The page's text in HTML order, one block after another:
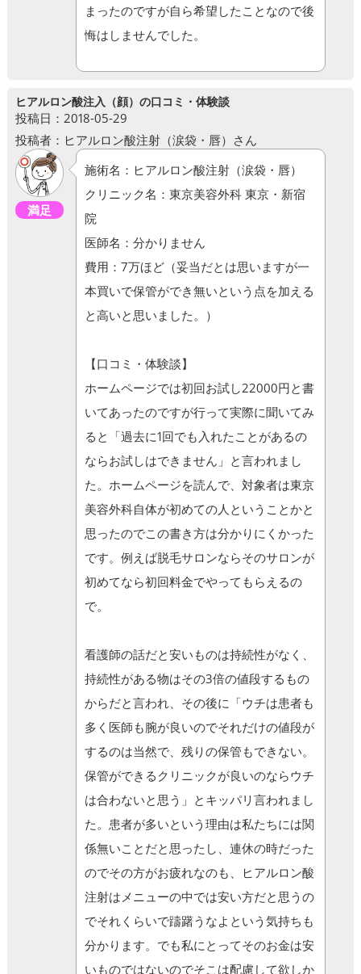
まったのですが自ら希望したことなので後
悔はしませんでした。
ヒアルロン酸注入（顔）の口コミ・体験談
投稿日：2018-05-29
投稿者：ヒアルロン酸注射（涙袋・唇）さん
満足
施術名：ヒアルロン酸注射（涙袋・唇）
クリニック名：東京美容外科 東京・新宿
院
医師名：分かりません
費用：7万ほど（妥当だとは思いますが一
本買いで保管ができ無いという点を加える
と高いと思いました。）
【口コミ・体験談】
ホームページでは初回お試し22000円と書
いてあったのですが行って実際に聞いてみ
ると「過去に1回でも入れたことがあるの
ならお試しはできません」と言われまし
た。ホームページを読んで、対象者は東京
美容外科自体が初めての人ということかと
思ったのでこの書き方は分かりにくかった
です。例えば脱毛サロンならそのサロンが
初めてなら初回料金でやってもらえるの
で。
看護師の話だと安いものは持続性がなく、
持続性がある物はその3倍の値段するもの
からだと言われ、その後に「ウチは患者も
多く医師も腕が良いのでそれだけの値段が
するのは当然で、残りの保管もできない。
保管ができるクリニックが良いのならウチ
は合わないと思う」とキッパリ言われまし
た。患者が多いという理由は私たちには関
係無いことだと思ったし、連休の時だった
のでその方がお疲れなのも、ヒアルロン酸
注射はメニューの中では安い方だと思うの
でそれくらいで躊躇うなよという気持ちも
分かります。でも私にとってそのお金は安
いものではないのでそこは配慮して欲しか